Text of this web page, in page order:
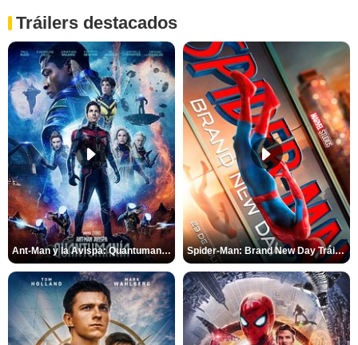
Tráilers destacados
Ant-Man y la Avispa: Quantumanía Tráiler (2) Spider-Man: Brand New Day Tráiler (3)